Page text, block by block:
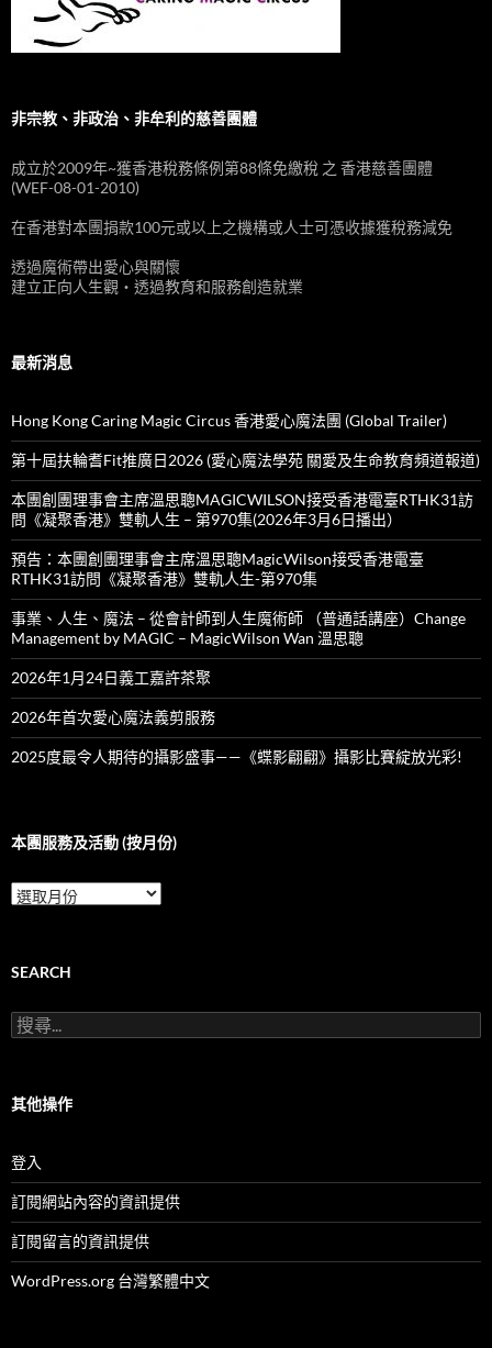
非宗教、非政治、非牟利的慈善團體
成立於2009年~獲香港稅務條例第88條免繳稅 之 香港慈善團體
(WEF-08-01-2010)
在香港對本團捐款100元或以上之機構或人士可憑收據獲稅務減免
透過魔術帶出愛心與關懷
建立正向人生觀‧透過教育和服務創造就業
最新消息
Hong Kong Caring Magic Circus 香港愛心魔法團 (Global Trailer)
第十屆扶輪耆Fit推廣日2026 (愛心魔法學苑 關愛及生命教育頻道報道)
本團創團理事會主席溫思聰MAGICWILSON接受香港電臺RTHK31訪
問《凝聚香港》雙軌人生 – 第970集(2026年3月6日播出）
預告：本團創團理事會主席溫思聰MagicWilson接受香港電臺
RTHK31訪問《凝聚香港》雙軌人生-第970集
事業、人生、魔法 – 從會計師到人生魔術師 （普通話講座）Change
Management by MAGIC – MagicWilson Wan 溫思聰
2026年1月24日義工嘉許茶聚
2026年首次愛心魔法義剪服務
2025度最令人期待的攝影盛事——《蝶影翩翩》攝影比賽綻放光彩!
本團服務及活動 (按月份)
本
團
及
動
(按
SEARCH
搜
尋
字:
其他操作
登入
訂閱網站內容的資訊提供
訂閱留言的資訊提供
WordPress.org 台灣繁體中文